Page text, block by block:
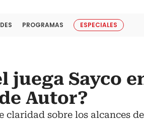
PROGRAMAS ESPECIALES
juega Sayco
Autor?
claridad sobre los alcances